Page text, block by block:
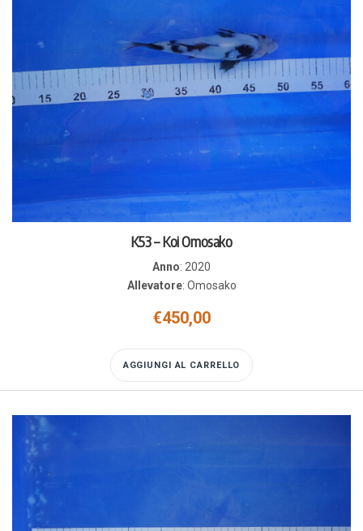
K53 – Koi Omosako
Anno: 2020
Allevatore: Omosako
€450,00
AGGIUNGI AL CARRELLO